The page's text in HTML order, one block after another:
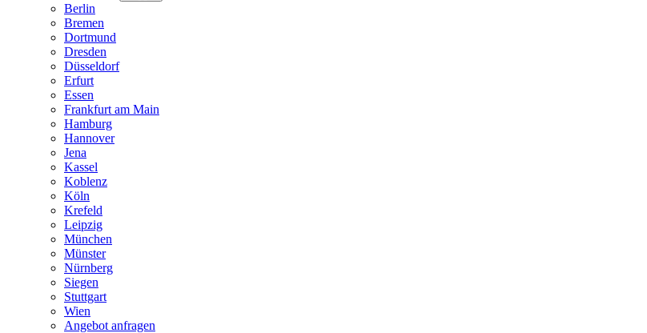
Berlin
Bremen
Dortmund
Dresden
Düsseldorf
Erfurt
Essen
Frankfurt am Main
Hamburg
Hannover
Jena
Kassel
Koblenz
Köln
Krefeld
Leipzig
München
Münster
Nürnberg
Siegen
Stuttgart
Wien
Angebot anfragen